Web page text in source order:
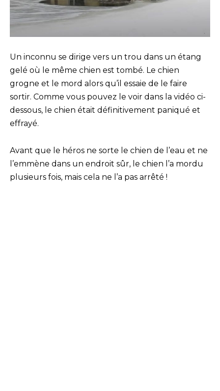
Un inconnu se dirige vers un trou dans un étang
gelé où le même chien est tombé. Le chien
grogne et le mord alors qu’il essaie de le faire
sortir. Comme vous pouvez le voir dans la vidéo ci-
dessous, le chien était définitivement paniqué et
effrayé.
Avant que le héros ne sorte le chien de l’eau et ne
l’emmène dans un endroit sûr, le chien l’a mordu
plusieurs fois, mais cela ne l’a pas arrêté !